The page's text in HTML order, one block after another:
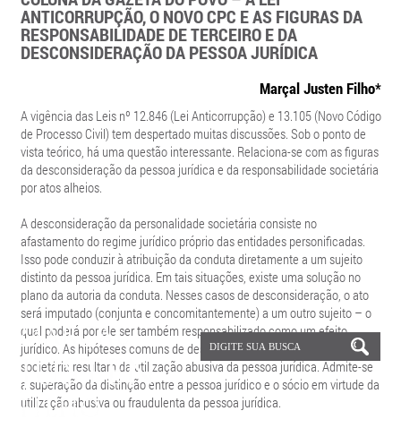
ANTICORRUPÇÃO, O NOVO CPC E AS FIGURAS DA
RESPONSABILIDADE DE TERCEIRO E DA
DESCONSIDERAÇÃO DA PESSOA JURÍDICA
Marçal Justen Filho*
A vigência das Leis nº 12.846 (Lei Anticorrupção) e 13.105 (Novo Código
de Processo Civil) tem despertado muitas discussões. Sob o ponto de
vista teórico, há uma questão interessante. Relaciona-se com as figuras
da desconsideração da pessoa jurídica e da responsabilidade societária
por atos alheios.
A desconsideração da personalidade societária consiste no
afastamento do regime jurídico próprio das entidades personificadas.
Isso pode conduzir à atribuição da conduta diretamente a um sujeito
distinto da pessoa jurídica. Em tais situações, existe uma solução no
plano da autoria da conduta. Nesses casos de desconsideração, o ato
será imputado (conjunta e concomitantemente) a um outro sujeito – o
qual poderá por ele ser também responsabilizado como um efeito
jurídico. As hipóteses comuns de desconsideração da personalidade
societária resultam da utilização abusiva da pessoa jurídica. Admite-se
a superação da distinção entre a pessoa jurídico e o sócio em virtude da
utilização abusiva ou fraudulenta da pessoa jurídica.